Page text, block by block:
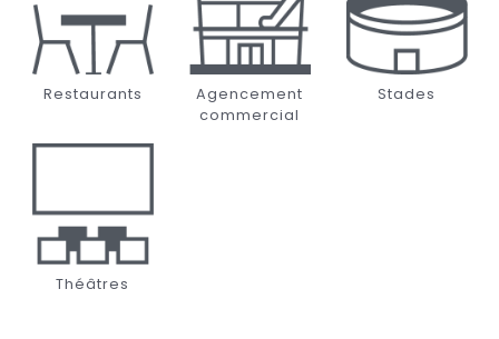
Restaurants
Agencement
commercial
Stades
Théâtres